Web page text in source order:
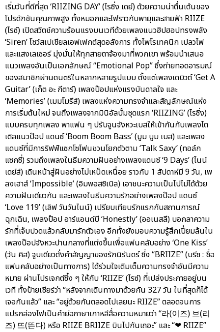
เริ่มวันที่ดีที่สุด ‘RIIZING DAY’ (ไรซิ่ง เดย์) ด้วยความน่าตื่นเต้นของ
โปรดักชันคุณภาพสูง ทั้งหมอกและไฟราวกับพายุและสายฟ้า RIIZE
(ไรซ์) เปิดสวิตช์ความร้อนแรงบนเวทีด้วยเพลงแนวฮิปฮอปทรงพลัง
‘Siren’ โชว์สเปเชียลเอฟเฟกต์สุดอลังการ ทั้งไพโรเทคนิก เปลวไฟ
และแสงเลเซอร์ มุ่งมั่นให้ทุกสายตาจ้องมาที่พวกเขา พร้อมนำเสนอ
แนวเพลงอันเป็นเอกลักษณ์ “Emotional Pop” ซึ่งถ่ายทอดอารมณ์
ของสมาชิกผ่านดนตรีในหลากหลายรูปแบบ ตั้งแต่เพลงเดบิวต์ ‘Get A
Guitar’ (เก็ต อะ กีตาร์) เพลงป๊อปแห่งแรงบันดาลใจ และ
‘Memories’ (เมมโมรีส์) เพลงแห่งความทรงจำและสัญลักษณ์แห่ง
การเริ่มต้นใหม่ จนถึงเพลงจากมินิอัลบั้มชุดแรก ‘RIIZING’ (ไรซิ่ง)
แบบครบทุกเพลง พาแฟน ๆ ปรับจูนจังหวะเบสให้เข้ากันกับเพลงไต
เติลแนวป๊อป แดนซ์ ‘Boom Boom Bass’ (บูม บูม เบส) และเพลง
แดนซ์ที่มีการริฟฟ์แซกโซโฟนชวนโยกตัวตาม ‘Talk Saxy’ (ทอล์ก
แซกซี่) รวมถึงเพลงในธีมความฝันอย่างเพลงแดนซ์ ‘9 Days’ (ไนน์
เดย์ส์) เดินหน้าสู่ฝันอย่างไม่เหน็ดเหนื่อย ราวกับ 1 สัปดาห์มี 9 วัน, เพ
ลงเฮาส์ ‘Impossible’ (อิมพอสซิเบิล) เอาชนะความเป็นไปไม่ได้ด้วย
ความฝันเดียวกัน และเพลงในธีมความรักอย่างเพลงป๊อป แดนซ์
‘Love 119’ (เลิฟ วันวันไนน์) เปรียบเทียบรักแรกกับสถานการณ์
ฉุกเฉิน, เพลงป๊อป อาร์แอนด์บี ‘Honestly’ (ออเนสลี) บอกลาความ
รักที่เจ็บปวดแล้วกลับมารักตัวเอง อีกทั้งยังมอบความรู้สึกเปี่ยมล้นใน
เพลงป๊อปจังหวะปานกลางที่แต่งขึ้นเพื่อแฟนคลับอย่าง ‘One Kiss’
(วัน คิส) จูบเดียวดั่งคำสัญญาของรักนิรันดร์ ซึ่ง “BRIIZE” (บรีซ : ชื่อ
แฟนคลับอย่างเป็นทางการ) ได้ร่วมใจเติมเต็มความทรงจำอันมีความ
หมาย ผ่านโปรเจกต์ซึ้ง ๆ ให้กับ ‘RIIZE’ (ไรซ์) ที่เปล่งประกายอยู่บน
เวที ทั้งป้ายเชียร์ว่า “หลังจากเดินทางมาด้วยกัน 327 วัน ในที่สุดก็ได้
เจอกันแล้ว” และ “อยู่ด้วยกันตลอดไปเลยนะ RIIZE” ตลอดจนการ
แปรกล่องไฟเป็นคำย่อภาษาเกาหลีสื่อความหมายว่า “라(이즈) 브(리
즈) 뜨(뜬다) หรือ RIIZE BRIIZE บินไปกันเถอะ” และ “❤ RIIZE”